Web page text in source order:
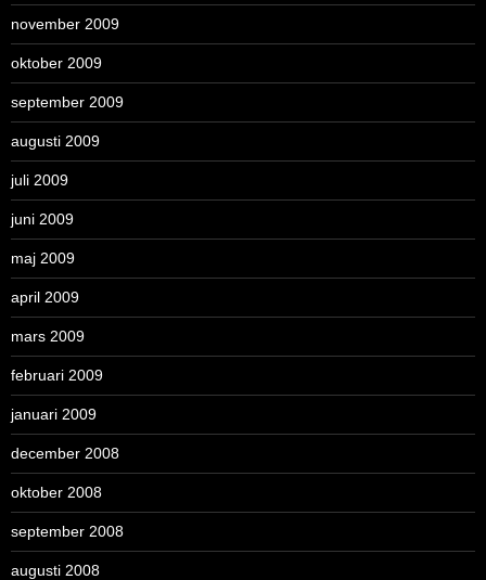
november 2009
oktober 2009
september 2009
augusti 2009
juli 2009
juni 2009
maj 2009
april 2009
mars 2009
februari 2009
januari 2009
december 2008
oktober 2008
september 2008
augusti 2008